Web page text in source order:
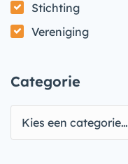
Stichting
Vereniging
Categorie
Kies een categorie…